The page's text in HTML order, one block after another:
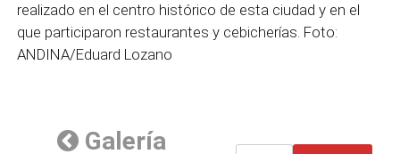
realizado en el centro histórico de esta ciudad y en el
que participaron restaurantes y cebicherías. Foto:
ANDINA/Eduard Lozano
Galería